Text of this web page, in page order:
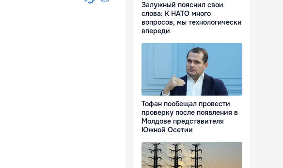
Залужный пояснил свои
слова: К НАТО много
вопросов, мы технологически
впереди
Тофан пообещал провести
проверку после появления в
Молдове представителя
Южной Осетии